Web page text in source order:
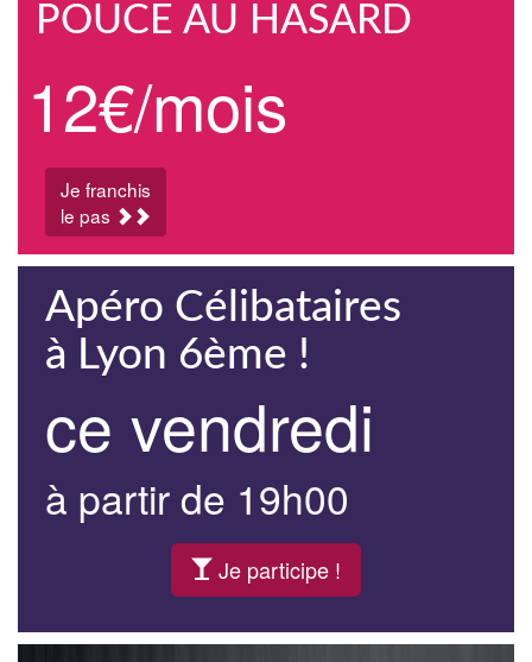
POUCE AU HASARD
12€/mois
Je franchis
le pas
Apéro Célibataires
à Lyon 6ème !
ce vendredi
à partir de 19h00
Je participe !